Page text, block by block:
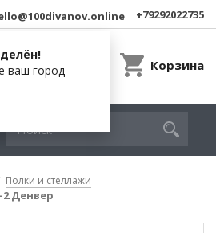
ваш город
+79292022735
Корзина
Полки и стеллажи
Денвер